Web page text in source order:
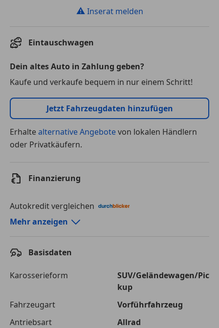
⚠ Inserat melden
Eintauschwagen
Dein altes Auto in Zahlung geben?
Kaufe und verkaufe bequem in nur einem Schritt!
Jetzt Fahrzeugdaten hinzufügen
Erhaltealternative Angebotevon lokalen Händlern
oder Privatkäufern.
Finanzierung
Autokredit vergleichen
Autokredit-Rechner von durchblicker.at
120 Monate
Kreditbetrag
€ 44 000,-
Mehr anzeigen
Basisdaten
Karosserieform
SUV/Geländewagen/Pic
kup
Fahrzeugart
Vorführfahrzeug
Antriebsart
Allrad